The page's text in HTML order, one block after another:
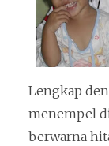
Lengkap
menempel
berwarna